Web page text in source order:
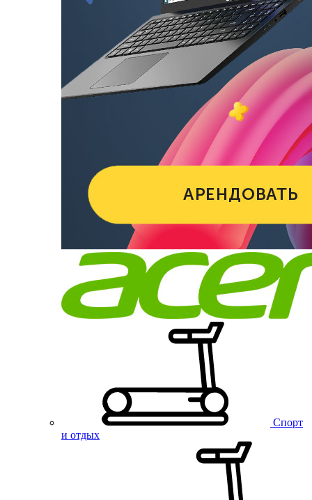
Спорт
и отдых